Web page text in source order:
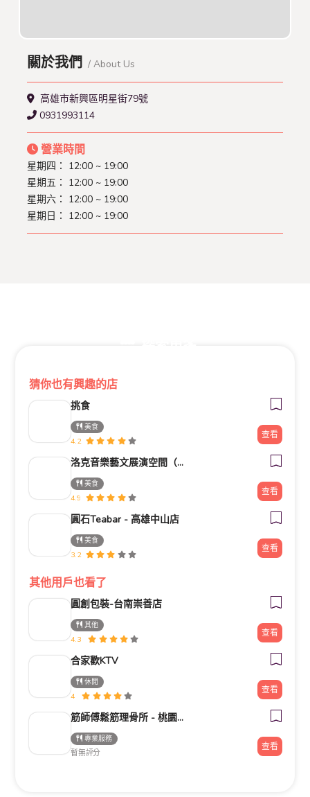
關於我們 / About Us
高雄市新興區明星街79號
0931993114
營業時間
星期四： 12:00 ~ 19:00
星期五： 12:00 ~ 19:00
星期六： 12:00 ~ 19:00
星期日： 12:00 ~ 19:00
猜你也有興趣的店
挑食
美食
4.2
查看
洛克音樂藝文展演空間（Rock Music Live House)
美食
4.9
查看
圓石Teabar - 高雄中山店
美食
3.2
查看
其他用戶也看了
圓創包裝-台南崇善店
其他
4.3
查看
合家歡KTV
休閒
4
查看
筋師傅鬆筋理骨所 - 桃園整復/推拿/民俗療法/整骨
專業服務
暫無評分
查看